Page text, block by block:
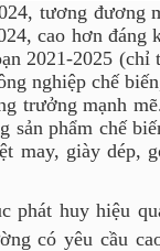
tương đương
cao hơn đáng
2021-2025 (chỉ
nghiệp chế
trưởng mạnh
sản phẩm chế
may, giày dép,
phát huy hiệu
có yêu cầu